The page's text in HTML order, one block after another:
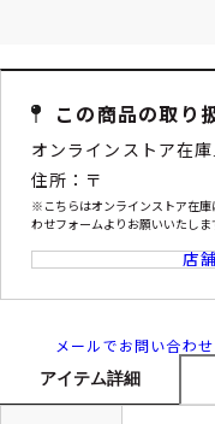
この商品の取り
オンラインストア在庫..
住所：〒
※こちらはオンラインストア在庫
わせフォームよりお願いいたしま
店
メールでお問い合わせ
アイテム詳細